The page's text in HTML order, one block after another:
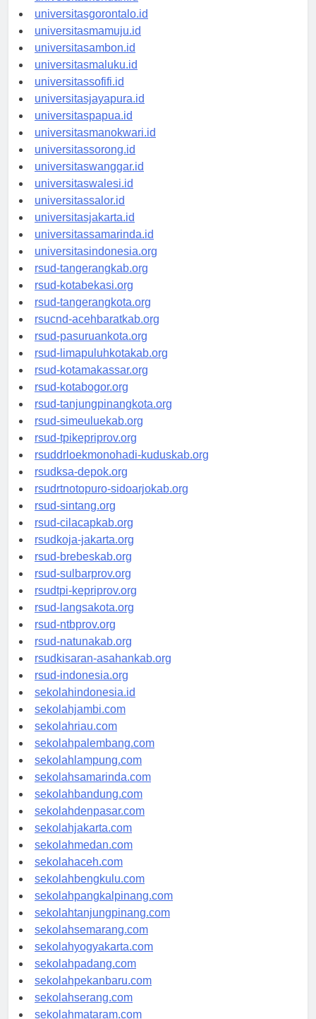
universitaskendari.id
universitasgorontalo.id
universitasmamuju.id
universitasambon.id
universitasmaluku.id
universitassofifi.id
universitasjayapura.id
universitaspapua.id
universitasmanokwari.id
universitassorong.id
universitaswanggar.id
universitaswalesi.id
universitassalor.id
universitasjakarta.id
universitassamarinda.id
universitasindonesia.org
rsud-tangerangkab.org
rsud-kotabekasi.org
rsud-tangerangkota.org
rsucnd-acehbaratkab.org
rsud-pasuruankota.org
rsud-limapuluhkotakab.org
rsud-kotamakassar.org
rsud-kotabogor.org
rsud-tanjungpinangkota.org
rsud-simeuluekab.org
rsud-tpikepriprov.org
rsuddrloekmonohadi-kuduskab.org
rsudksa-depok.org
rsudrtnotopuro-sidoarjokab.org
rsud-sintang.org
rsud-cilacapkab.org
rsudkoja-jakarta.org
rsud-brebeskab.org
rsud-sulbarprov.org
rsudtpi-kepriprov.org
rsud-langsakota.org
rsud-ntbprov.org
rsud-natunakab.org
rsudkisaran-asahankab.org
rsud-indonesia.org
sekolahindonesia.id
sekolahjambi.com
sekolahriau.com
sekolahpalembang.com
sekolahlampung.com
sekolahsamarinda.com
sekolahbandung.com
sekolahdenpasar.com
sekolahjakarta.com
sekolahmedan.com
sekolahaceh.com
sekolahbengkulu.com
sekolahpangkalpinang.com
sekolahtanjungpinang.com
sekolahsemarang.com
sekolahyogyakarta.com
sekolahpadang.com
sekolahpekanbaru.com
sekolahserang.com